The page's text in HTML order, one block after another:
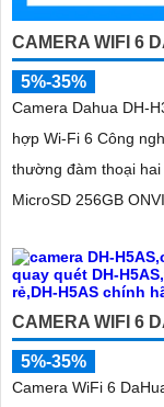
CAMERA WIFI 6
5%-35%
Camera Dahua DH-
hợp Wi-Fi 6 Công
thường đàm thoại
MicroSD 256GB
CAMERA WIFI 6
5%-35%
Camera WiFi 6